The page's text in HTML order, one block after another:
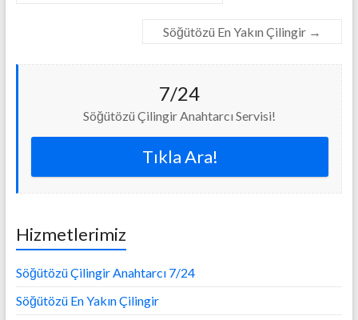
Söğütözü En Yakın Çilingir →
7/24
Söğütözü Çilingir Anahtarcı Servisi!
Tıkla Ara!
Hizmetlerimiz
Söğütözü Çilingir Anahtarcı 7/24
Söğütözü En Yakın Çilingir